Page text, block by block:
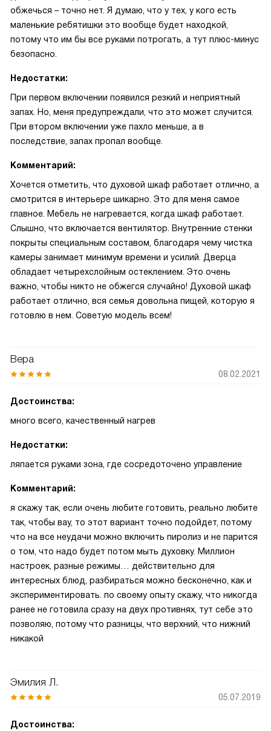
обжечься – точно нет. Я думаю, что у тех, у кого есть
маленькие ребятишки это вообще будет находкой,
потому что им бы все руками потрогать, а тут плюс-минус
безопасно.
Недостатки:
При первом включении появился резкий и неприятный
запах. Но, меня предупреждали, что это может случится.
При втором включении уже пахло меньше, а в
последствие, запах пропал вообще.
Комментарий:
Хочется отметить, что духовой шкаф работает отлично, а
смотрится в интерьере шикарно. Это для меня самое
главное. Мебель не нагревается, когда шкаф работает.
Слышно, что включается вентилятор. Внутренние стенки
покрыты специальным составом, благодаря чему чистка
камеры занимает минимум времени и усилий. Дверца
обладает четырехслойным остеклением. Это очень
важно, чтобы никто не обжегся случайно! Духовой шкаф
работает отлично, вся семья довольна пищей, которую я
готовлю в нем. Советую модель всем!
Вера
08.02.2021
Достоинства:
много всего, качественный нагрев
Недостатки:
ляпается руками зона, где сосредоточено управление
Комментарий:
я скажу так, если очень любите готовить, реально любите
так, чтобы вау, то этот вариант точно подойдет, потому
что на все неудачи можно включить пиролиз и не парится
о том, что надо будет потом мыть духовку. Миллион
настроек, разные режимы… действительно для
интересных блюд, разбираться можно бесконечно, как и
экспериментировать. по своему опыту скажу, что никогда
ранее не готовила сразу на двух противнях, тут себе это
позволяю, потому что разницы, что верхний, что нижний
никакой
Эмилия Л.
05.07.2019
Достоинства: